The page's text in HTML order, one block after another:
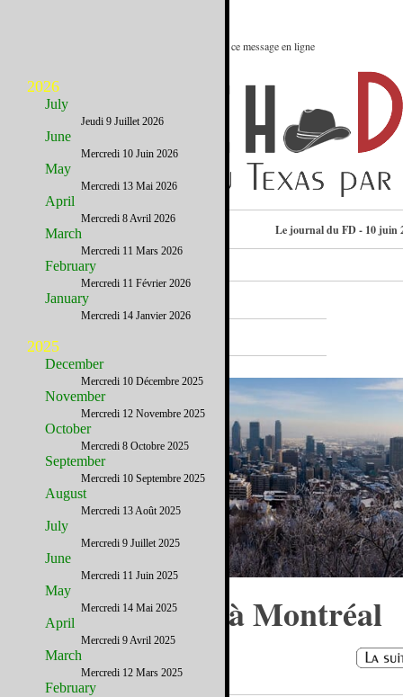
Le meilleur des Etats-Unis : Voir ce message en ligne
Consulter l’annuaire Le journal du FD - 10 juin
A la Une
Quelques jours à Montréal
2026
July
Jeudi 9 Juillet 2026
June
Mercredi 10 Juin 2026
May
Mercredi 13 Mai 2026
April
Mercredi 8 Avril 2026
March
Mercredi 11 Mars 2026
February
Mercredi 11 Février 2026
January
Mercredi 14 Janvier 2026
2025
December
Mercredi 10 Décembre 2025
November
Mercredi 12 Novembre 2025
October
Mercredi 8 Octobre 2025
September
Mercredi 10 Septembre 2025
August
Mercredi 13 Août 2025
July
Mercredi 9 Juillet 2025
June
Mercredi 11 Juin 2025
May
Mercredi 14 Mai 2025
April
Mercredi 9 Avril 2025
March
Mercredi 12 Mars 2025
February